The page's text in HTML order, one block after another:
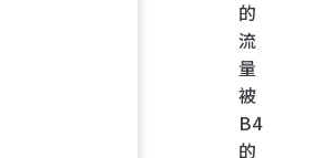
的
流
量
被
B4
的